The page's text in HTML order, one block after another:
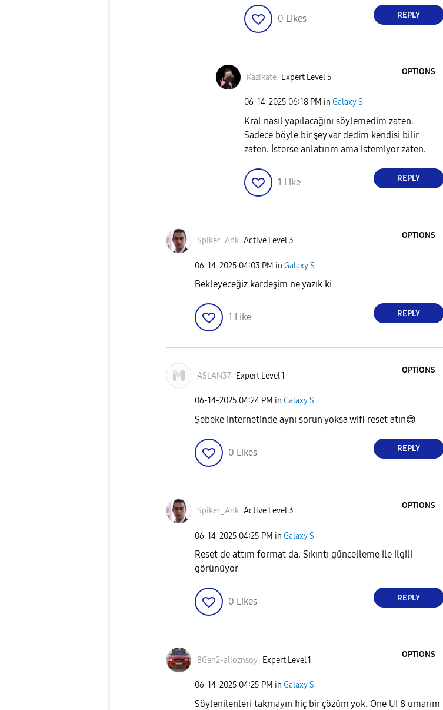
0 Likes REPLY
Kazikate Expert Level 5
OPTIONS
‎06-14-2025 06:18 PM in Galaxy S
Kral nasıl yapılacağını söylemedim zaten.
Sadece böyle bir şey var dedim kendisi bilir
zaten. İsterse anlatırım ama istemiyor zaten.
1 Like REPLY
Spiker_Ank Active Level 3
OPTIONS
‎06-14-2025 04:03 PM in Galaxy S
Bekleyeceğiz kardeşim ne yazık ki
1 Like REPLY
ASLAN37 Expert Level 1
OPTIONS
‎06-14-2025 04:24 PM in Galaxy S
Şebeke internetinde aynı sorun yoksa wifi reset atın😊
0 Likes REPLY
Spiker_Ank Active Level 3
OPTIONS
‎06-14-2025 04:25 PM in Galaxy S
Reset de attım format da. Sıkıntı güncelleme ile ilgili
görünüyor
0 Likes REPLY
8Gen2-alioznsoy Expert Level 1
OPTIONS
‎06-14-2025 04:25 PM in Galaxy S
Söylenilenleri takmayın hiç bir çözüm yok. One UI 8 umarım